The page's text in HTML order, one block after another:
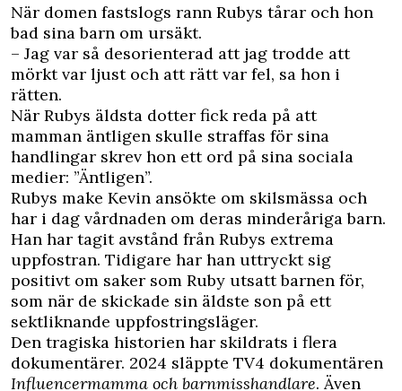
När domen fastslogs rann Rubys tårar och hon
bad sina barn om ursäkt.
– Jag var så desorienterad att jag trodde att
mörkt var ljust och att rätt var fel, sa hon i
rätten.
När Rubys äldsta dotter fick reda på att
mamman äntligen skulle straffas för sina
handlingar skrev hon ett ord på sina sociala
medier: ”Äntligen”.
Rubys make Kevin ansökte om skilsmässa och
har i dag vårdnaden om deras minderåriga barn.
Han har tagit avstånd från Rubys extrema
uppfostran. Tidigare har han uttryckt sig
positivt om saker som Ruby utsatt barnen för,
som när de skickade sin äldste son på ett
sektliknande uppfostringsläger.
Den tragiska historien har skildrats i flera
dokumentärer. 2024 släppte TV4 dokumentären
Influencermamma och barnmisshandlare. Även